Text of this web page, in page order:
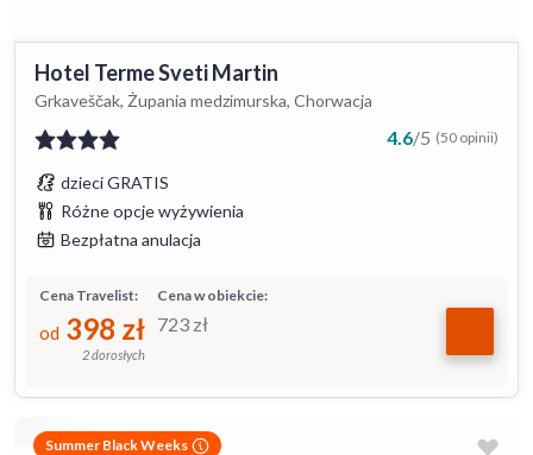
Hotel Terme Sveti Martin
Grkaveščak, Żupania medzimurska, Chorwacja
4.6/5 (50 opinii)
dzieci GRATIS
Różne opcje wyżywienia
Bezpłatna anulacja
Cena w obiekcie:
723 zł
Cena Travelist:
od 398 zł
2 dorosłych
Summer Black Weeks